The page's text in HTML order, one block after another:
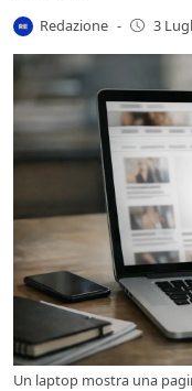
Redazione - 3
Un laptop mostra una